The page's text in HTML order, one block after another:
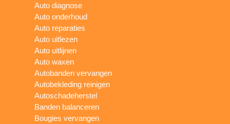
Auto diagnose
Auto onderhoud
Auto reparaties
Auto uitlezen
Auto uitlijnen
Auto waxen
Autobanden vervangen
Autobekleding reinigen
Autoschadeherstel
Banden balanceren
Bougies vervangen